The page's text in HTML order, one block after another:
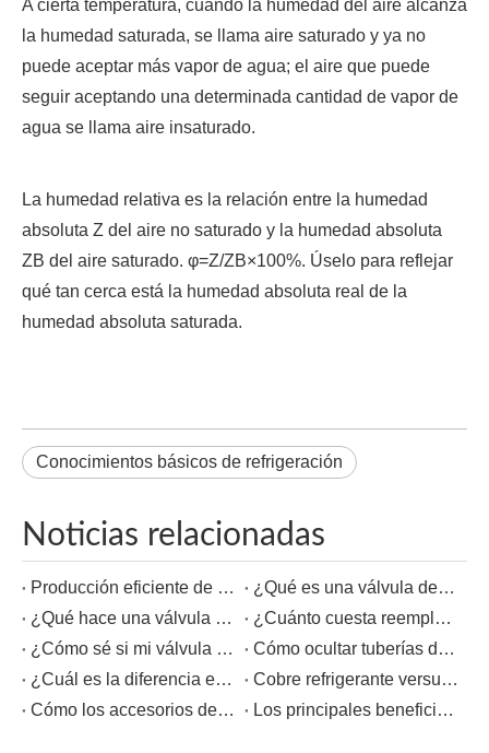
A cierta temperatura, cuando la humedad del aire alcanza
la humedad saturada, se llama aire saturado y ya no
puede aceptar más vapor de agua; el aire que puede
seguir aceptando una determinada cantidad de vapor de
agua se llama aire insaturado.
La humedad relativa es la relación entre la humedad
absoluta Z del aire no saturado y la humedad absoluta
ZB del aire saturado. φ=Z/ZB×100%. Úselo para reflejar
qué tan cerca está la humedad absoluta real de la
humedad absoluta saturada.
Conocimientos básicos de refrigeración
Noticias relacionadas
Producción eficiente de frigoríficos y congeladores comerciales modernos
¿Qué es una válvula de control de CA?
¿Qué hace una válvula de compresor de CA?
¿Cuánto cuesta reemplazar una válvula de CA?
¿Cómo sé si mi válvula de expansión de CA está defectuosa?
Cómo ocultar tuberías de aire acondicionado en la pared
¿Cuál es la diferencia entre el cobre tipo L y ACR?
Cobre refrigerante versus cobre para plomería, ¿cuál es la diferencia?
Cómo los accesorios de la unidad de la bobina del ventilador impactan la eficiencia energética en los sistemas HVAC
Los principales beneficios de actualizar a accesorios de la unidad de bobina de ventilador de alta calidad